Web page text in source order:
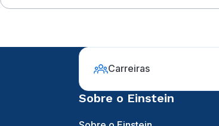
Carreiras
Sobre o Einstein